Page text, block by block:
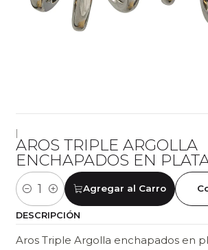
AROS TRIPLE ARGOLLA
ENCHAPADOS EN
Cantidad
Agregar al Carro
DESCRIPCIÓN
Aros Triple Argolla enchapados en